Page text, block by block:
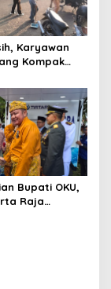
Karyawan
Kompak
Bupati OKU,
Raja